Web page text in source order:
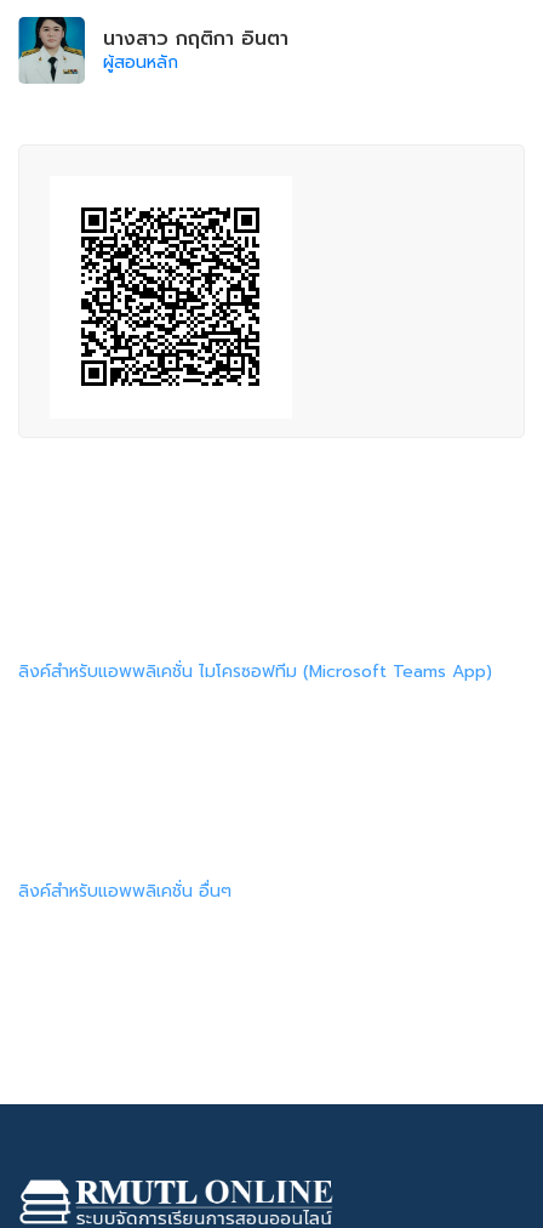
นางสาว กฤติกา อินตา
ผู้สอนหลัก
ลิงค์สำหรับแอพพลิเคชั่น ไมโครซอฟทีม (Microsoft Teams App)
ลิงค์สำหรับแอพพลิเคชั่น อื่นๆ